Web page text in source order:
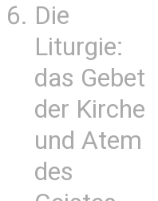
Die
Liturgie:
das Gebet
der Kirche
und Atem
des